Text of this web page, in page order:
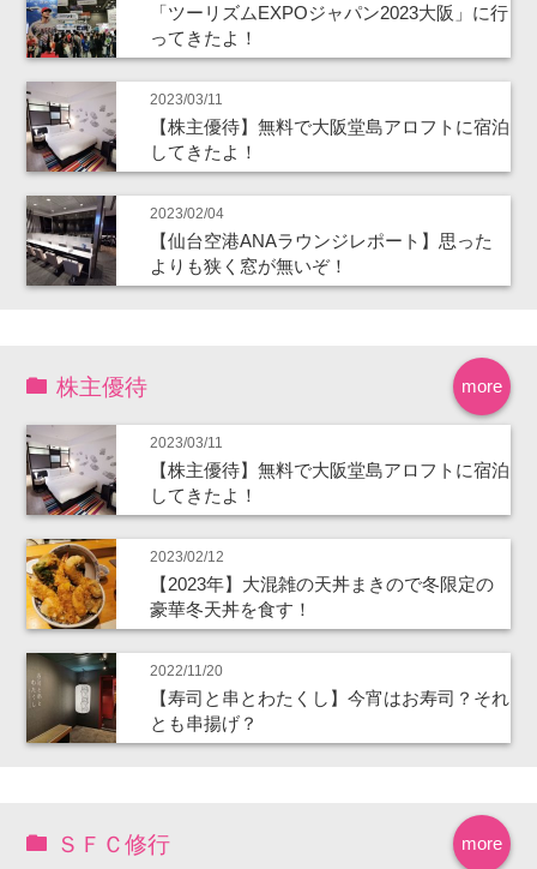
「ツーリズムEXPOジャパン2023大阪」に行
ってきたよ！
2023/03/11
【株主優待】無料で大阪堂島アロフトに宿泊
してきたよ！
2023/02/04
【仙台空港ANAラウンジレポート】思った
よりも狭く窓が無いぞ！
more
株主優待
2023/03/11
【株主優待】無料で大阪堂島アロフトに宿泊
してきたよ！
2023/02/12
【2023年】大混雑の天丼まきので冬限定の
豪華冬天丼を食す！
2022/11/20
【寿司と串とわたくし】今宵はお寿司？それ
とも串揚げ？
more
ＳＦＣ修行